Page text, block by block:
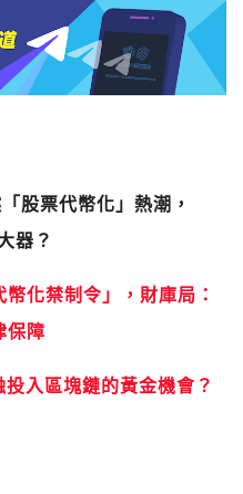
股票代幣化」熱潮，
器？
化禁制令」，財庫局：
保障
入區塊鏈的黃金機會？